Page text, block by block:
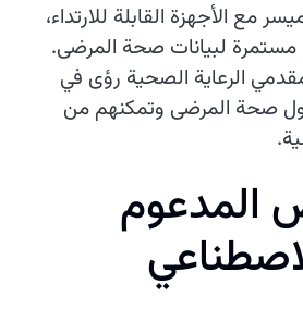
مع الأجهزة القابلة للارتداء،
مستمرة لبيانات صحة المرضى.
الرعاية الصحية رؤى في
صحة المرضى وتمكنهم من
المدعوم